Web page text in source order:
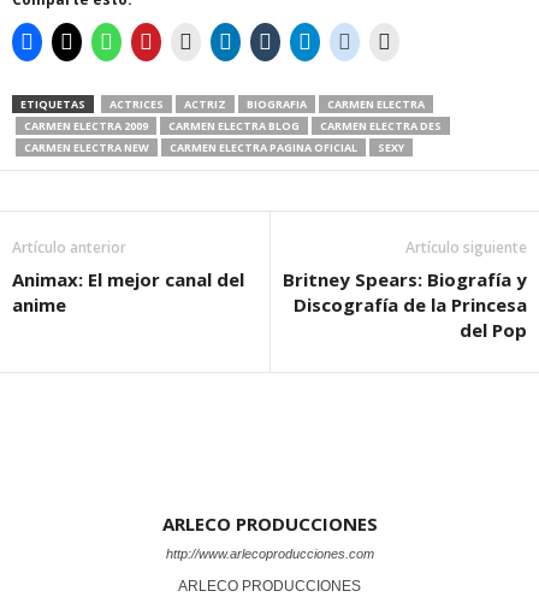
ETIQUETAS ACTRICES ACTRIZ BIOGRAFIA
CARMEN ELECTRA
CARMEN ELECTRA 2009
CARMEN ELECTRA BLOG
CARMEN ELECTRA DES
CARMEN ELECTRA NEW
CARMEN ELECTRA PAGINA OFICIAL SEXY
Artículo anterior
Animax: El mejor canal del
anime
Artículo siguiente
Britney Spears: Biografía y
Discografía de la Princesa
del Pop
ARLECO PRODUCCIONES
http://www.arlecoproducciones.com
ARLECO PRODUCCIONES